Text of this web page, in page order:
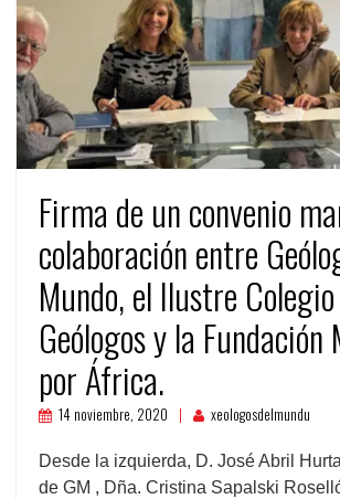
Firma de un convenio
colaboración entre
Mundo, el Ilustre
Geólogos y la Fundación
por África.
14 noviembre, 2020 xeologosdelmundu
Desde la izquierda, D. José Abril
de GM , Dña. Cristina Sapalski